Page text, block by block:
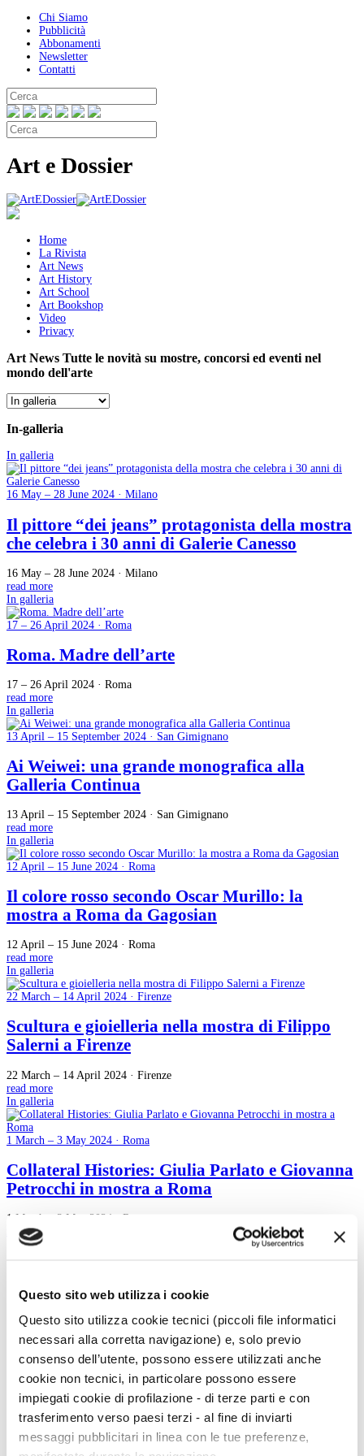
Questo sito web utilizza i cookie
Questo sito utilizza cookie tecnici (piccoli file informatici
necessari alla corretta navigazione) e, solo previo
consenso dell’utente, possono essere utilizzati anche
cookie non tecnici, in particolare possono essere
impiegati cookie di profilazione - di terze parti e con
trasferimento verso paesi terzi - al fine di inviarti
messaggi pubblicitari in linea con le tue preferenze,
Chi Siamo
Pubblicità
Abbonamenti
Newsletter
Contatti
Art e Dossier
Home
La Rivista
Art News
Art History
Art School
Art Bookshop
Video
Privacy
Art News Tutte le novità su mostre, concorsi ed eventi nel
mondo dell'arte
In-galleria
In galleria
16 May – 28 June 2024 · Milano
Il pittore “dei jeans” protagonista della mostra
che celebra i 30 anni di Galerie Canesso
16 May – 28 June 2024 · Milano
read more
In galleria
17 – 26 April 2024 · Roma
Roma. Madre dell’arte
17 – 26 April 2024 · Roma
read more
In galleria
13 April – 15 September 2024 · San Gimignano
Ai Weiwei: una grande monografica alla
Galleria Continua
13 April – 15 September 2024 · San Gimignano
read more
In galleria
12 April – 15 June 2024 · Roma
Il colore rosso secondo Oscar Murillo: la
mostra a Roma da Gagosian
12 April – 15 June 2024 · Roma
read more
In galleria
22 March – 14 April 2024 · Firenze
Scultura e gioielleria nella mostra di Filippo
Salerni a Firenze
22 March – 14 April 2024 · Firenze
read more
In galleria
1 March – 3 May 2024 · Roma
Collateral Histories: Giulia Parlato e Giovanna
Petrocchi in mostra a Roma
1 March – 3 May 2024 · Roma
read more
4
6
7
9
10
12